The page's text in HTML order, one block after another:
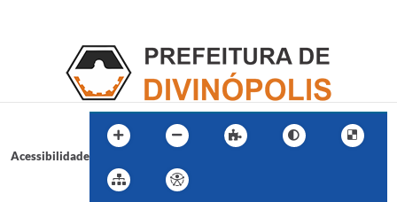
Acessibilidade